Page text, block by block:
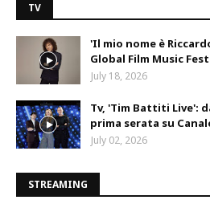
TV
'Il mio nome è
Global Film Music
July 18, 2026
Tv, 'Tim Battiti Live':
prima serata su
July 02, 2026
STREAMING